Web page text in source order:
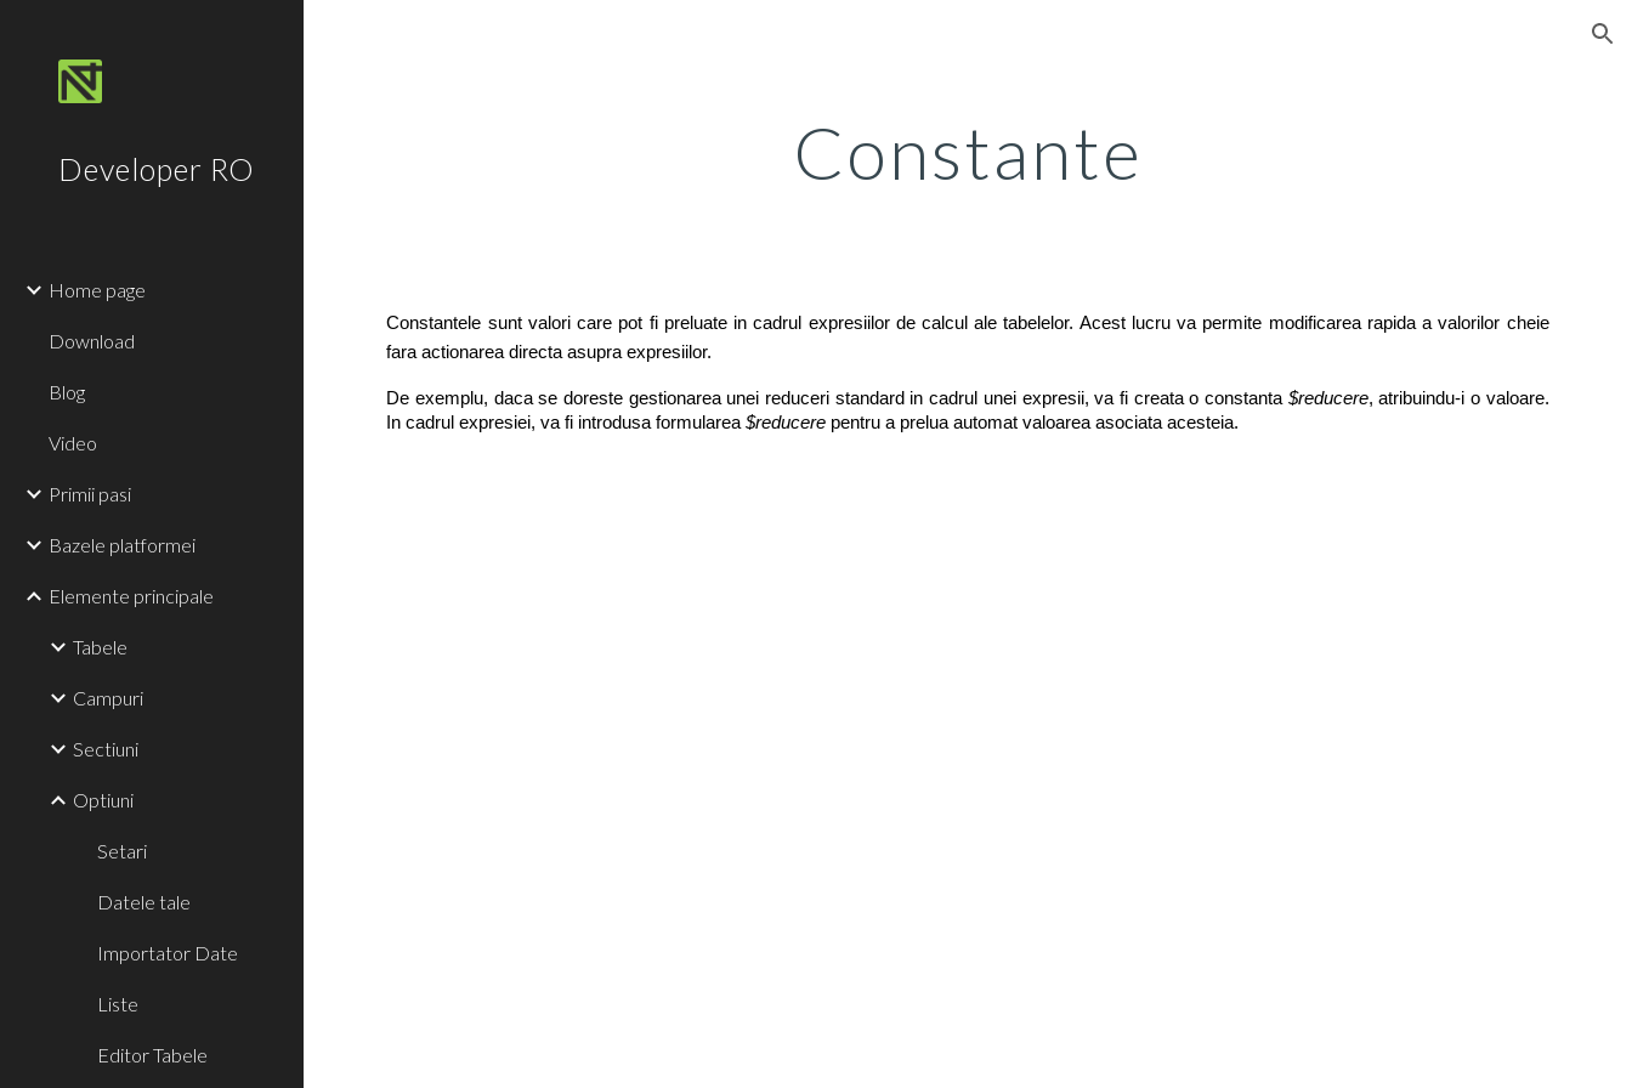
Developer RO
Home page
Download
Blog
Video
Primii pasi
Bazele platformei
Elemente principale
Tabele
Campuri
Sectiuni
Optiuni
Setari
Datele tale
Importator Date
Liste
Editor Tabele
Constante
Constantele sunt valori care pot fi preluate in cadrul expresiilor de calcul ale tabelelor. Acest lucru va permite modificarea rapida a valorilor cheie
fara actionarea directa asupra expresiilor.
De exemplu, daca se doreste gestionarea unei reduceri standard in cadrul unei expresii, va fi creata o constanta $reducere, atribuindu-i o valoare.
In cadrul expresiei, va fi introdusa formularea$reducere pentru a prelua automat valoarea asociata acesteia.